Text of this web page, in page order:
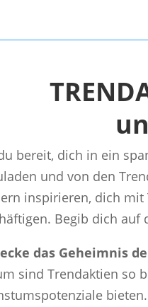
bereit, dich in ein
und von den
inspirieren, dich mit
Begib dich auf
das Geheimnis
sind Trendaktien so